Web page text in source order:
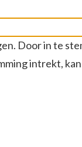
Door in te
intrekt,